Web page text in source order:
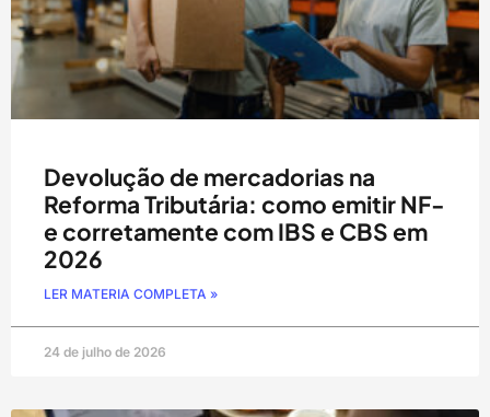
Devolução de mercadorias na
Reforma Tributária: como emitir NF-
e corretamente com IBS e CBS em
2026
LER MATERIA COMPLETA »
24 de julho de 2026